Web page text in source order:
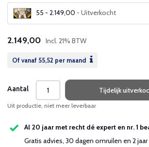
55 - 2.149,00 - Uitverkocht
2.149,00 Incl. 21% BTW
Of vanaf 55,52 per maand
Aantal Tijdelijk
Uit productie, niet meer leverbaar
Al 20 jaar met recht dé expert en nr. 1
Gratis advies, 30 dagen omruilen en 2